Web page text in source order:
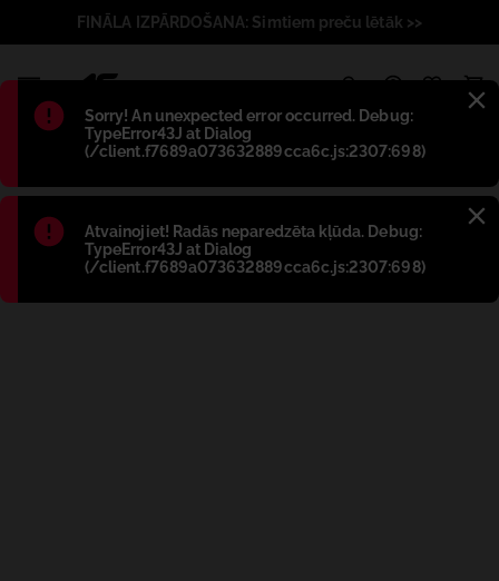
Błąd:
Sorry! An unexpected error occurred. Debug:
TypeError43J at Dialog
(/client.f7689a073632889cca6c.js:2307:698)
Błąd:
Atvainojiet! Radās neparedzēta kļūda. Debug:
TypeError43J at Dialog
(/client.f7689a073632889cca6c.js:2307:698)
FINĀLA IZPĀRDOŠANA: Simtiem preču lētāk >>